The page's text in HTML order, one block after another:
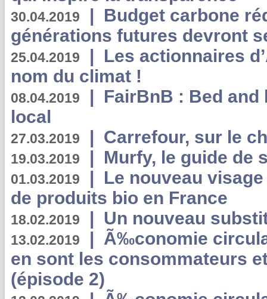
30.04.2019 | Budget carbone
générations futures devront
25.04.2019 | Les actionnaires
nom du climat !
08.04.2019 | FairBnB : Bed
local
27.03.2019 | Carrefour, sur le
19.03.2019 | Murfy, le guide de
01.03.2019 | Le nouveau
de produits bio en France
18.02.2019 | Un nouveau
13.02.2019 | Ã‰conomie
en sont les consommateurs
(épisode 2)